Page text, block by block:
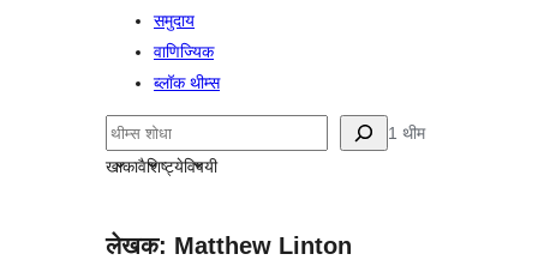
समुदाय
वाणिज्यिक
ब्लॉक थीम्स
शोधा
1 थीम
खाकावैशिष्ट्येविषयी
लेखक: Matthew Linton